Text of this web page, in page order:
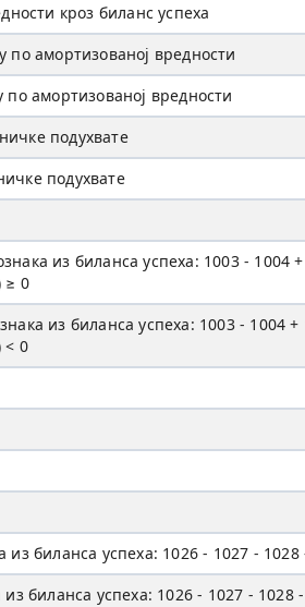
кроз биланс успеха
по амортизованој вредности
по амортизованој вредности
подухвате
подухвате
из биланса успеха: 1003 - 1004 +
≥ 0
из биланса успеха: 1003 - 1004 +
< 0
биланса успеха: 1026 - 1027 - 1028
успеха: 1026 - 1027 - 1028 -